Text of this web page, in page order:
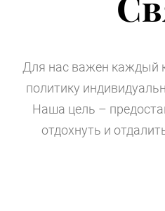
Для нас важен каждый
политику
Наша цель –
отдохнуть и